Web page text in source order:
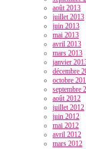
août 2013
juillet 2013
juin 2013
mai 2013
avril 2013
mars 2013
janvier
décembre
octobre
septembre
août 2012
juillet 2012
juin 2012
mai 2012
avril 2012
mars 2012